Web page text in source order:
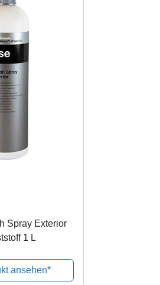
Spray Exterior
1 L
ansehen*